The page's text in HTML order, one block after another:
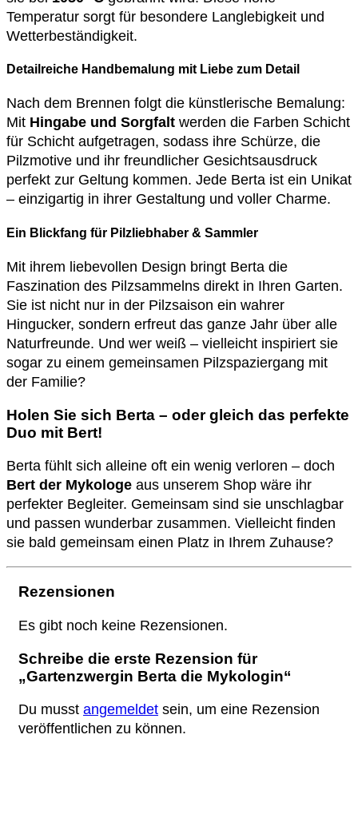
Temperatur sorgt für besondere Langlebigkeit und
Wetterbeständigkeit.
Detailreiche Handbemalung mit Liebe zum Detail
Nach dem Brennen folgt die künstlerische Bemalung:
Mit Hingabe und Sorgfalt werden die Farben Schicht
für Schicht aufgetragen, sodass ihre Schürze, die
Pilzmotive und ihr freundlicher Gesichtsausdruck
perfekt zur Geltung kommen. Jede Berta ist ein Unikat
– einzigartig in ihrer Gestaltung und voller Charme.
Ein Blickfang für Pilzliebhaber & Sammler
Mit ihrem liebevollen Design bringt Berta die
Faszination des Pilzsammelns direkt in Ihren Garten.
Sie ist nicht nur in der Pilzsaison ein wahrer
Hingucker, sondern erfreut das ganze Jahr über alle
Naturfreunde. Und wer weiß – vielleicht inspiriert sie
sogar zu einem gemeinsamen Pilzspaziergang mit
der Familie?
Holen Sie sich Berta – oder gleich das perfekte
Duo mit Bert!
Berta fühlt sich alleine oft ein wenig verloren – doch
Bert der Mykologe aus unserem Shop wäre ihr
perfekter Begleiter. Gemeinsam sind sie unschlagbar
und passen wunderbar zusammen. Vielleicht finden
sie bald gemeinsam einen Platz in Ihrem Zuhause?
Rezensionen
Es gibt noch keine Rezensionen.
Schreibe die erste Rezension für
„Gartenzwergin Berta die Mykologin“
Du musst angemeldet sein, um eine Rezension
veröffentlichen zu können.